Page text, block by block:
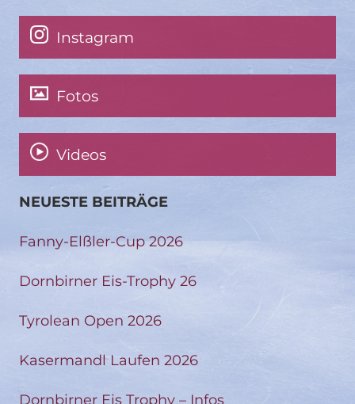
Instagram
Fotos
Videos
NEUESTE BEITRÄGE
Fanny-Elßler-Cup 2026
Dornbirner Eis-Trophy 26
Tyrolean Open 2026
Kasermandl Laufen 2026
Dornbirner Eis Trophy – Infos